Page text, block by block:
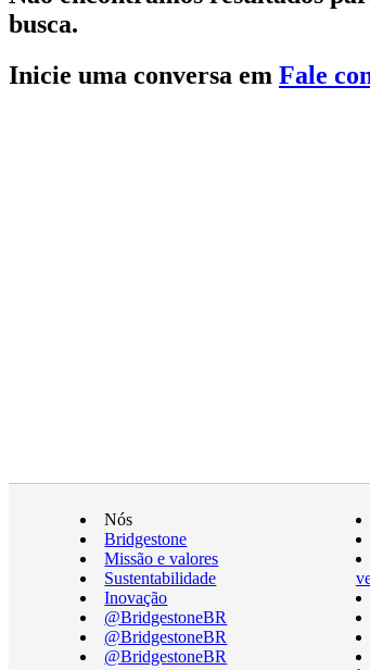
busca.
Inicie uma conversa em Fale
Nós
Bridgestone
Missão e valores
Sustentabilidade
Inovação
@BridgestoneBR
@BridgestoneBR
@BridgestoneBR